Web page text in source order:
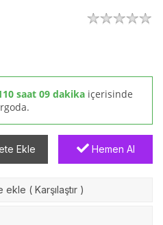
saat 09 dakika içerisinde
Ekle Hemen Al
ekle ( Karşılaştır )